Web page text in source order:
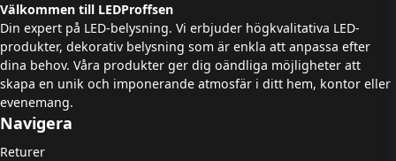
Välkommen till LEDProffsen
Din expert på LED-belysning. Vi erbjuder högkvalitativa LED-
produkter, dekorativ belysning som är enkla att anpassa efter
dina behov. Våra produkter ger dig oändliga möjligheter att
skapa en unik och imponerande atmosfär i ditt hem, kontor eller
evenemang.
Navigera
Returer